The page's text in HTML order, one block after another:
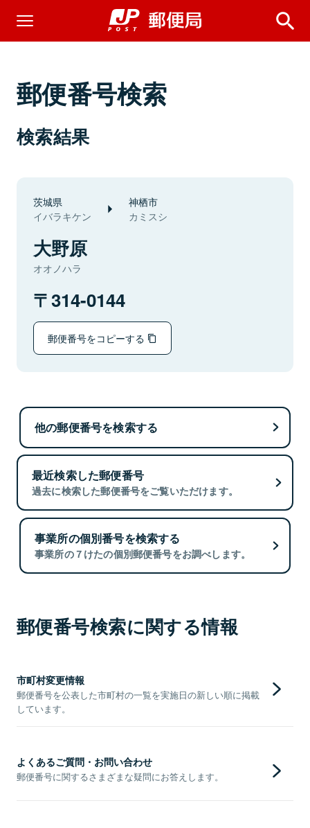
郵便番号検索
検索結果
茨城県
イバラキケン
神栖市
カミスシ
大野原
オオノハラ
314-0144
郵便番号をコピーする
他の郵便番号を検索する
最近検索した郵便番号
過去に検索した郵便番号をご覧いただけます。
事業所の個別番号を検索する
事業所の７けたの個別郵便番号をお調べします。
郵便番号検索に関する情報
市町村変更情報
郵便番号を公表した市町村の一覧を実施日の新しい順に掲載
しています。
よくあるご質問・お問い合わせ
郵便番号に関するさまざまな疑問にお答えします。